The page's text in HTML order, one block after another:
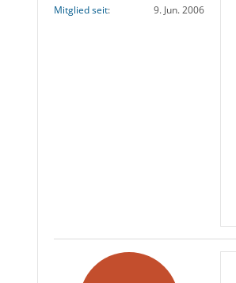
Mitglied seit
9. Jun. 2006